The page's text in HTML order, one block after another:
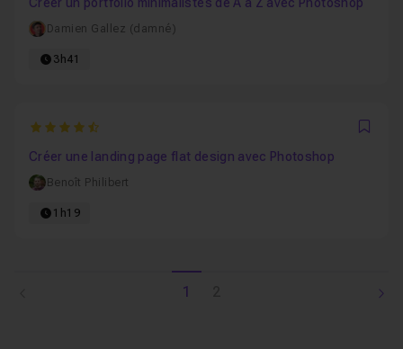
Damien Gallez (damné)
3h41
4.5
Créer une landing page flat design avec Photoshop
Benoît Philibert
1h19
1